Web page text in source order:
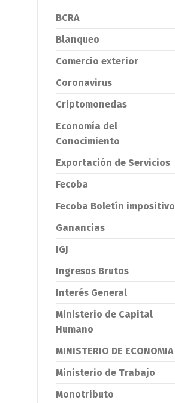
BCRA
Blanqueo
Comercio exterior
Coronavirus
Criptomonedas
Economía del
Conocimiento
Exportación de Servicios
Fecoba
Fecoba Boletín impositivo
Ganancias
IGJ
Ingresos Brutos
Interés General
Ministerio de Capital
Humano
MINISTERIO DE ECONOMIA
Ministerio de Trabajo
Monotributo